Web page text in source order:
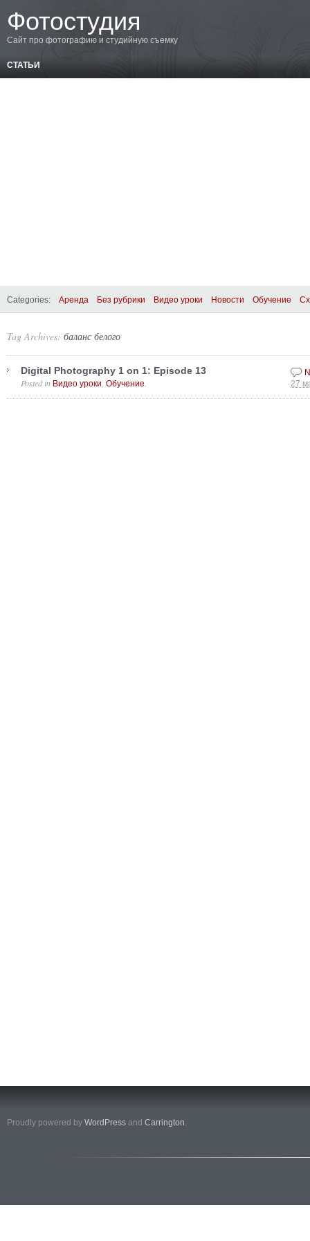
Фотостудия
Сайт про фотографию и студийную съемку
СТАТЬИ
Categories: Аренда Без рубрики Видео уроки Новости Обучение
Tag Archives: баланс белого
Digital Photography 1 on 1: Episode 13
27
Posted in Видео уроки Обучение
Proudly powered by WordPress and Carrington.